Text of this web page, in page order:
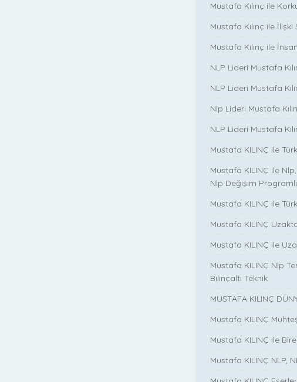
Mustafa Kılınç ile
Mustafa Kılınç ile İlişki
Mustafa Kılınç ile
NLP Lideri Mustafa
NLP Lideri Mustafa
Nlp Lideri Mustafa
NLP Lideri Mustafa
Mustafa KILINÇ ile
Mustafa KILINÇ ile
Nlp Değişim
Mustafa KILINÇ ile
Mustafa KILINÇ
Mustafa KILINÇ ile
Mustafa KILINÇ Nlp
Bilinçaltı Teknik
MUSTAFA KILINÇ
Mustafa KILINÇ
Mustafa KILINÇ ile
Mustafa KILINÇ NLP,